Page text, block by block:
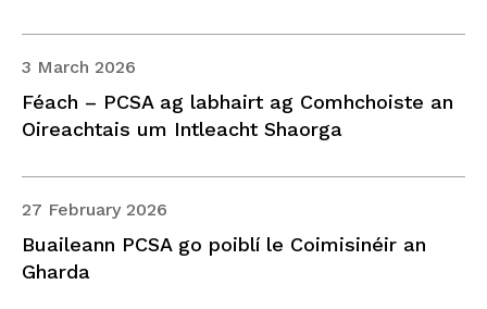
3 March 2026
Féach – PCSA ag labhairt ag Comhchoiste an
Oireachtais um Intleacht Shaorga
27 February 2026
Buaileann PCSA go poiblí le Coimisinéir an
Gharda